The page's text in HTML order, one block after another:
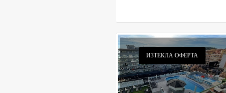
ИЗТЕКЛА ОФЕРТА